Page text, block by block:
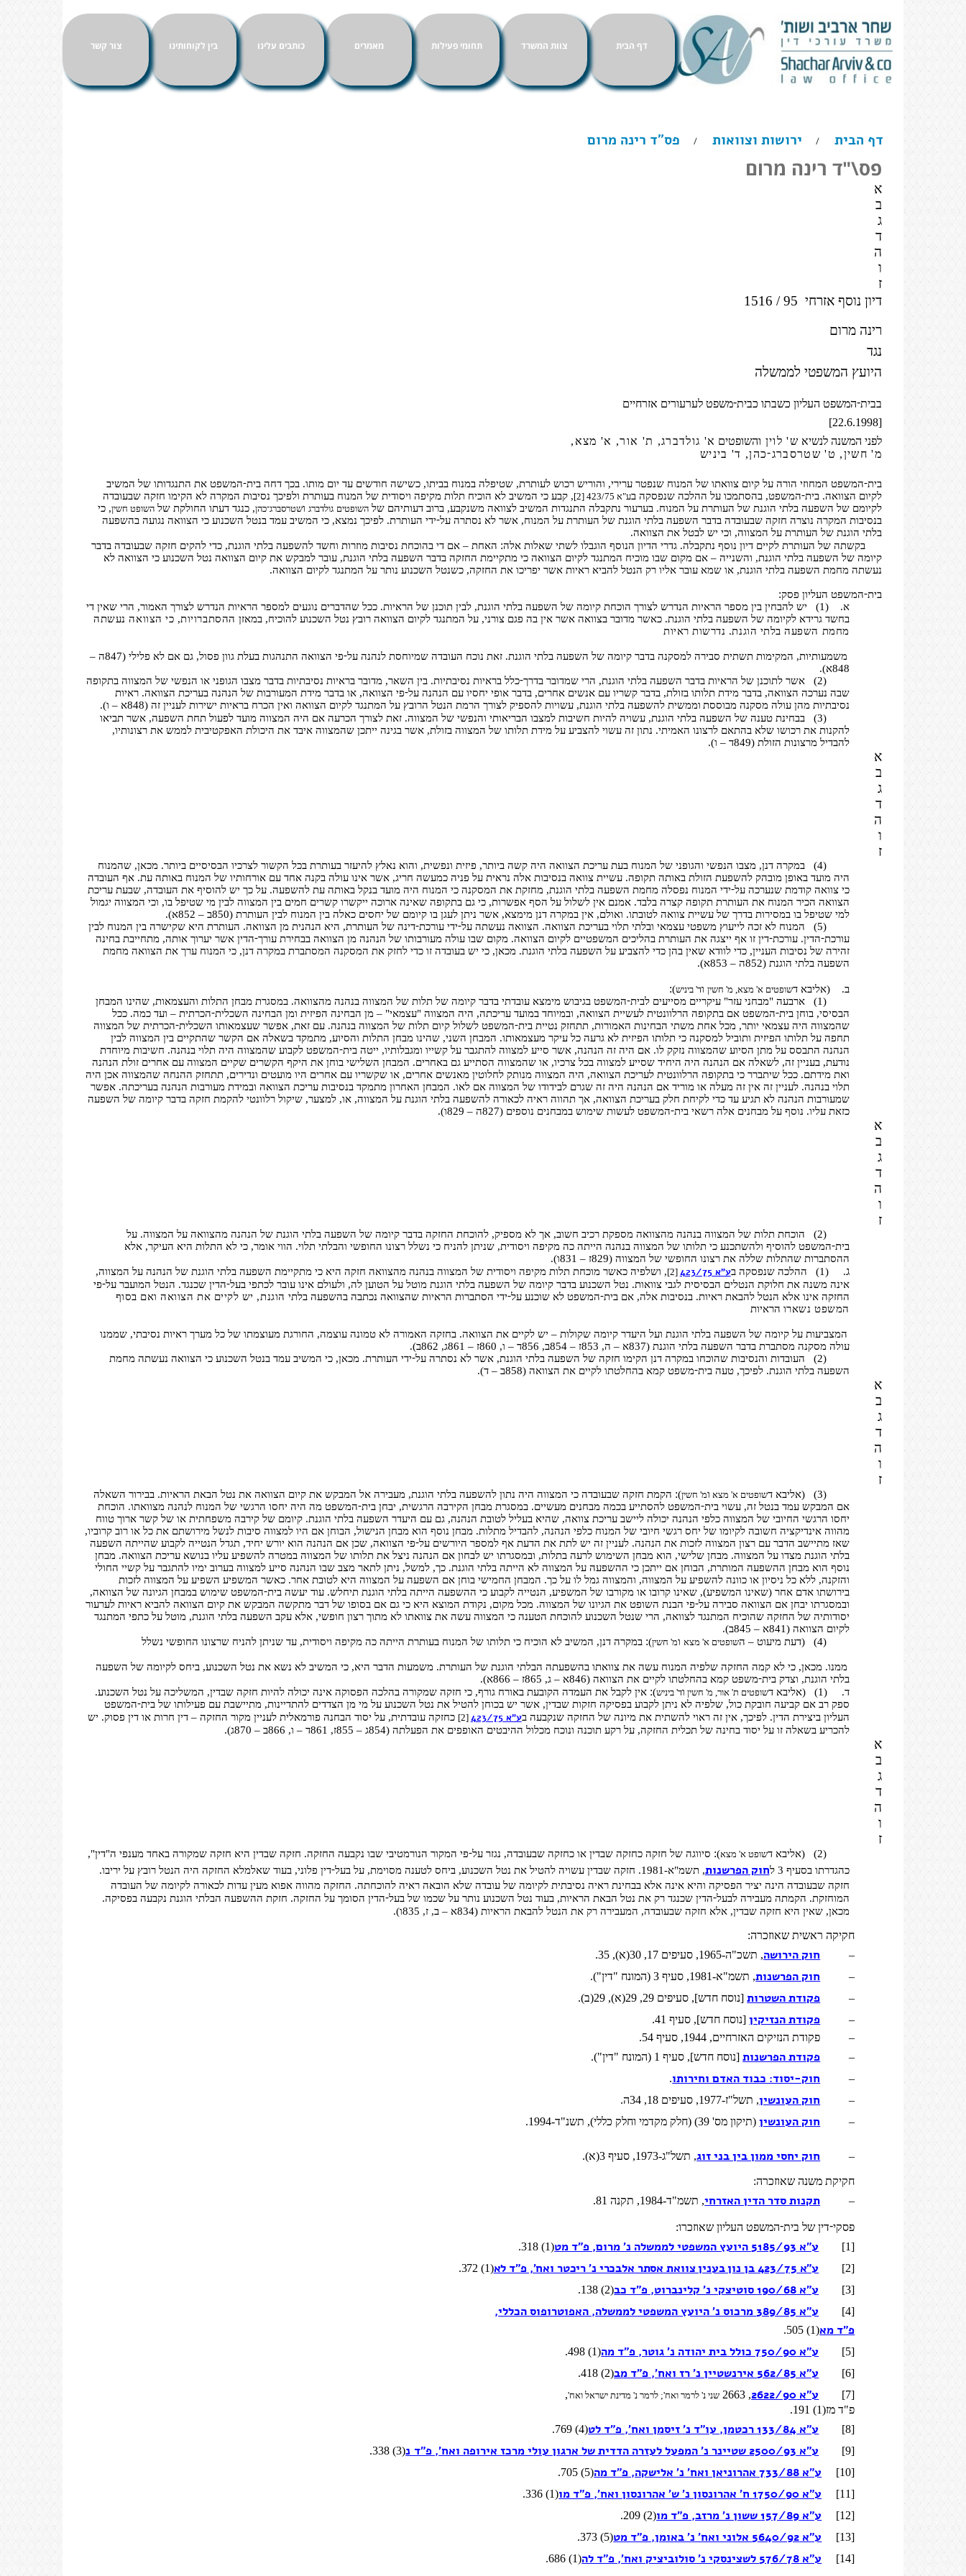
דף הבית צוות המשרד תחומי פעילות מאמרים כותבים עלינו בין לקוחותינו צור קשר
דף הבית / ירושות וצוואות / פס"ד רינה מרום
פס\"ד רינה מרום
א
ב
ג
ד
ה
ו
ז
דיון נוסף אזרחי 95 / 1516
רינה מרום
נגד
היועץ המשפטי לממשלה
בבית-המשפט העליון כשבתו כבית-משפט לערעורים אזרחיים
[22.6.1998]
לפני המשנה לנשיא ש' לוין והשופטים א' גולדברג, ת' אור, א' מצא,
מ' חשין, ט' שטרסברג-כהן, ד' ביניש
בית-המשפט המחוזי הורה על קיום צוואתו של המנוח שנפטר ערירי, והוריש רכוש לעותרת, שטיפלה במנוח בביתו, כשישה חודשים עד יום מותו. בכך דחה בית-המשפט את התנגדותו של המשיב
לקיום הצוואה. בית-המשפט, בהסתמכו על ההלכה שנפסקה בע"א 423/75 [2]
, קבע כי המשיב לא הוכיח תלות מקיפה ויסודית של המנוח בעותרת ולפיכך נסיבות המקרה לא הקימו חזקה שבעובדה
לקיומם של השפעה בלתי הוגנת של העותרת על המנוח. בערעור נתקבלה התנגדות המשיב לצוואה משנקבע, ברוב דעותיהם של השופטים גולדברג ושטרסברג-כהן, כנגד דעתו החולקת של השופט חשין, כי
בנסיבות המקרה נוצרה חזקה שבעובדה בדבר השפעה בלתי הוגנת של העותרת על המנוח, אשר לא נסתרה על-ידי העותרת. לפיכך נמצא, כי המשיב עמד בנטל השכנוע כי הצוואה נגועה בהשפעה
בלתי הוגנת של העותרת על המצווה, וכי יש לבטל את הצוואה.
בקשתה של העותרת לקיים דיון נוסף נתקבלה. גדרי הדיון הנוסף הוגבלו לשתי שאלות אלה: האחת – אם די בהוכחת נסיבות מוזרות וחשד להשפעה בלתי הוגנת, כדי להקים חזקה שבעובדה בדבר
קיומה של השפעה בלתי הוגנת, והשנייה – אם מקום שבו מוכיח המתנגד לקיום הצוואה כי מתקיימת החזקה בדבר השפעה בלתי הוגנת, עובר למבקש את קיום הצוואה נטל השכנוע כי הצוואה לא
נעשתה מחמת השפעה בלתי הוגנת, או שמא עובר אליו רק הנטל להביא ראיות אשר יפריכו את החזקה, כשנטל השכנוע נותר על המתנגד לקיום הצוואה.
בית-המשפט העליון פסק:
א. (1)
יש להבחין בין מספר הראיות הנדרש לצורך הוכחת קיומה של השפעה בלתי הוגנת, לבין תוכנן של הראיות. ככל שהדברים נוגעים למספר הראיות הנדרש לצורך האמור, הרי שאין די
בחשד גרידא לקיומה של השפעה בלתי הוגנת. כאשר מדובר בצוואה אשר אין בה פגם צורני, על המתנגד לקיום הצוואה רובץ נטל השכנוע להוכיח, במאזן ההסתברויות, כי הצוואה נעשתה
מחמת השפעה בלתי הוגנת. נדרשות ראיות
משמעותיות, המקימות תשתית סבירה למסקנה בדבר קיומה של השפעה בלתי הוגנת. זאת נוכח העובדה שמיוחסת לנהנה על-
פי הצוואה התנהגות בעלת גוון פסול, גם אם לא פלילי (847ה –
848א).
(2)
אשר לתוכנן של הראיות בדבר השפעה בלתי הוגנת, הרי שמדובר בדרך-כלל בראיות נסיבתיות. בין השאר, מדובר בראיות נסיבתיות בדבר מצבו הגופני או הנפשי של המצווה בתקופה
שבה נערכה הצוואה, בדבר מידת תלותו בזולת, בדבר קשריו עם אנשים אחרים, בדבר אופי יחסיו עם הנהנה על-פי הצוואה, או בדבר מידת המעורבות של הנהנה בעריכת הצוואה. ראיות
נסיבתיות מהן עולה מסקנה מבוססת וממשית להשפעה בלתי הוגנת, עשויות להספיק לצורך הרמת הנטל הרובץ על המתנגד לקיום הצוואה ואין הכרח בראיות ישירות לעניין זה (848א – ו).
(3)
בבחינת טענה של השפעה בלתי הוגנת, עשויה להיות חשיבות למצבו הבריאותי והנפשי של המצווה. זאת לצורך הכרעה אם היה המצווה מועד לפעול תחת השפעה, אשר תביאו
להקנות את רכושו שלא בהתאם לרצונו האמיתי. נתון זה עשוי להצביע על מידת תלותו של המצווה בזולת, אשר בגינה ייתכן שהמצווה איבד את היכולת האפקטיבית לממש את רצונותיו,
להבדיל מרצונות הזולת (849ד – ו).
א
ב
ג
ד
ה
ו
ז
(4)
במקרה דנן, מצבו הנפשי והגופני של המנוח בעת עריכת הצוואה היה קשה ביותר, פיזית ונפשית, והוא נאלץ להיעזר בעותרת בכל הקשור לצרכיו הבסיסיים ביותר. מכאן, שהמנוח
היה מועד באופן מובהק להשפעת הזולת באותה תקופה. עשיית צוואה בנסיבות אלה נראית על פניה כמעשה חריג, אשר אינו עולה בקנה אחד עם אורחותיו של המנוח באותה עת. אף העובדה
כי צוואה קודמת שנערכה על-ידי המנוח נפסלה מחמת השפעה בלתי הוגנת, מחזקת את המסקנה כי המנוח היה מועד בנקל באותה עת להשפעה. על כך יש להוסיף את העובדה, שבעת עריכת
הצוואה הכיר המנוח את העותרת תקופה קצרה בלבד. אמנם אין לשלול על הסף אפשרות, כי גם בתקופה שאינה ארוכה ייקשרו קשרים חמים בין המצווה לבין מי שטיפל בו, וכי המצווה יגמול
למי שטיפל בו במסירות בדרך של עשיית צוואה לטובתו. ואולם, אין במקרה דנן מימצא, אשר ניתן לעגן בו קיומם של יחסים כאלה בין המנוח לבין העותרת (850ב – 852א).
(5)
המנוח לא זכה לייעוץ משפטי עצמאי ובלתי תלוי בעריכת הצוואה. הצוואה נעשתה על-ידי עורכת-דינה של העותרת, היא הנהנית מן הצוואה. העותרת היא שקישרה בין המנוח לבין
עורכת-הדין. עורכת-דין זו אף ייצגה את העותרת בהליכים המשפטיים לקיום הצוואה. מקום שבו עולה מעורבותו של הנהנה מן הצוואה בבחירת עורך-הדין אשר יערוך אותה, מתחייבת בחינה
זהירה של נסיבות העניין, כדי לוודא שאין בהן כדי להצביע על השפעה בלתי הוגנת. מכאן, כי יש בעובדה זו כדי לחזק את המסקנה המסתברת במקרה דנן, כי המנוח ערך את הצוואה מחמת
השפעה בלתי הוגנת (852ה – 853א).
ב. (אליבא דשופטים א' מצא, מ' חשין וד' ביניש)
:
(1) ארבעה "מבחני עזר" עיקריים מסייעים לבית-המשפט בגיבוש מימצא עובדתי בדבר קיומה של תלות של המצווה בנהנה מהצוואה. במסגרת מבחן התלות והעצמאות, שהינו המבחן
הבסיסי, בוחן בית-המשפט אם בתקופה הרלוונטית לעשיית הצוואה, ובמיוחד במועד עריכתה, היה המצווה "עצמאי" – מן הבחינה הפיזית ומן הבחינה השכלית-הכרתית – ועד כמה. ככל
שהמצווה היה עצמאי יותר, מכל אחת משתי הבחינות האמורות, תתחזק נטיית בית-המשפט לשלול קיום תלות של המצווה בנהנה. עם זאת, אפשר שעצמאותו השכלית-הכרתית של המצווה
תחפה על תלותו הפיזית ותוביל למסקנה כי תלותו הפיזית לא גרעה כל עיקר מעצמאותו. המבחן השני, שהינו מבחן התלות והסיוע, מתמקד בשאלה אם הקשר שהתקיים בין המצווה לבין
הנהנה התבסס על מתן הסיוע שהמצווה נזקק לו. אם היה זה הנהנה, אשר סייע למצווה להתגבר על קשייו ומגבלותיו, ייטה בית-המשפט לקבוע שהמצווה היה תלוי בנהנה. חשיבות מיוחדת
נודעת, בעניין זה, לשאלה אם הנהנה היה היחיד שסייע למצווה בכל צרכיו, או שהמצווה הסתייע גם באחרים. המבחן השלישי בוחן את היקף הקשרים שקיים המצווה עם אחרים זולת הנהנה
ואת מידתם. ככל שיתברר כי בתקופה הרלוונטית לעריכת הצוואה, היה המצווה מנותק לחלוטין מאנשים אחרים, או שקשריו עם אחרים היו מועטים ונדירים, תתחזק ההנחה שהמצווה אכן היה
תלוי בנהנה. לעניין זה אין זה מעלה או מוריד אם הנהנה היה זה שגרם לבידודו של המצווה אם לאו. המבחן האחרון מתמקד בנסיבות עריכת הצוואה ובמידת מעורבות הנהנה בעריכתה. אפשר
שמעורבות הנהנה לא תגיע עד כדי לקיחת חלק בעריכת הצוואה, אך תהווה ראיה לכאורה להשפעה בלתי הוגנת על המצווה, או, למצער, שיקול רלוונטי להקמת חזקה בדבר קיומה של השפעה
כזאת עליו. נוסף על מבחנים אלה רשאי בית-המשפט לעשות שימוש במבחנים נוספים (827ה – 829ו).
א
ב
ג
ד
ה
ו
ז
(2)
הוכחת תלות של המצווה בנהנה מהצוואה מספקת רכיב חשוב, אך לא מספיק, להוכחת החזקה בדבר קיומה של השפעה בלתי הוגנת של הנהנה מהצוואה על המצווה. על
בית-המשפט להוסיף ולהשתכנע כי תלותו של המצווה בנהנה הייתה כה מקיפה ויסודית, שניתן להניח כי נשלל רצונו החופשי והבלתי תלוי. הווי אומר, כי לא התלות היא העיקר, אלא
ההסתברות שהתלות שללה את רצונו החופשי של המצווה (829ז – 831ו).
ג.
(1) ההלכה שנפסקה בע"א 423/75 [2]
, ושלפיה כאשר מוכחת תלות מקיפה ויסודית של המצווה בנהנה מהצוואה חזקה היא כי מתקיימת השפעה בלתי הוגנת של הנהנה על המצווה,
אינה משנה את חלוקת הנטלים הבסיסית לגבי צוואות. נטל השכנוע בדבר קיומה של השפעה בלתי הוגנת מוטל על הטוען לה, ולעולם אינו עובר לכתפי בעל-הדין שכנגד. הנטל המועבר על-פי
החזקה אינו אלא הנטל להבאת ראיות. בנסיבות אלה, אם בית-המשפט לא שוכנע על-ידי הסתברות הראיות שהצוואה נכתבה בהשפעה בלתי הוגנת, יש לקיים את הצוואה ואם בסוף
המשפט נשארו הראיות
המצביעות על קיומה של השפעה בלתי הוגנת ועל היעדר קיומה שקולות – יש לקיים את הצוואה. בחזקה האמורה לא טמונה עוצמה, החורגת מעוצמתו של כל מערך ראיות נסיבתי, שממנו
עולה מסקנה מסתברת בדבר השפעה בלתי הוגנת (837א – ה, 853ז – 854ב, 856ד – ו, 860ז – 861ג, 862ב).
(2)
העובדות והנסיבות שהוכחו במקרה דנן הקימו חזקה של השפעה בלתי הוגנת, אשר לא נסתרה על-ידי העותרת. מכאן, כי המשיב עמד בנטל השכנוע כי הצוואה נעשתה מחמת
השפעה בלתי הוגנת. לפיכך, טעה בית-משפט קמא בהחלטתו לקיים את הצוואה (858ב – ד).
א
ב
ג
ד
ה
ו
ז
(3) (אליבא דשופטים א' מצא ומ' חשין)
: הקמת חזקה שבעובדה כי המצווה היה נתון להשפעה בלתי הוגנת, מעבירה אל המבקש את קיום הצוואה את נטל הבאת הראיות. בבירור השאלה
אם המבקש עמד בנטל זה, עשוי בית-המשפט להסתייע בכמה מבחנים מעשיים. במסגרת מבחן הקירבה הרגשית, יבחן בית-המשפט מה היה יחסו הרגשי של המנוח לנהנה מצוואתו. הוכחת
יחסו הרגשי החיובי של המצווה כלפי הנהנה יכולה ליישב עריכת צוואה, שהיא בעליל לטובת הנהנה, גם עם היעדר השפעה בלתי הוגנת. קיומם של קירבה משפחתית או של קשר ארוך טווח
מהווה אינדיקציה חשובה לקיומו של יחס רגשי חיובי של המנוח כלפי הנהנה, להבדיל מתלות. מבחן נוסף הוא מבחן הנישול, הבוחן אם היו למצווה סיבות לנשל מירושתם את כל או רוב קרוביו,
שאז מתיישב הדבר עם רצון המצווה לזכות את הנהנה. לעניין זה יש לתת את הדעת אף למספר היורשים על-פי הצוואה, שכן אם הנהנה הוא יורש יחיד, תגדל הנטייה לקבוע שהייתה השפעה
בלתי הוגנת מצדו על המצווה. מבחן שלישי, הוא מבחן השימוש לרעה בתלות, ובמסגרתו יש לבחון אם הנהנה ניצל את תלותו של המצווה במטרה להשפיע עליו בנושא עריכת הצוואה. מבחן
נוסף הוא מבחן ההשפעה המותרת, הבוחן אם ייתכן כי ההשפעה על המצווה לא הייתה בלתי הוגנת. כך, למשל, ניתן לתאר מצב שבו הנהנה סייע למצווה בערוב ימיו להתגבר על קשיי החולי
והזקנה, ללא כל ניסיון או כוונה להשפיע על המצווה, והמצווה גמל לו על כך. המבחן החמישי בוחן אם השפעה על המצווה היא לטובת אחר. כאשר המשפיע השפיע על המצווה לזכות
בירושתו אדם אחר (שאינו המשפיע), שאינו קרובו או מקורבו של המשפיע, הנטייה לקבוע כי ההשפעה הייתה בלתי הוגנת תיחלש. עוד יעשה בית-המשפט שימוש במבחן הגיונה של הצוואה,
ובמסגרתו יבחן אם הצוואה סבירה על-פי הבנת השופט את הגיונו של המצווה. מכל מקום, נקודת המוצא היא כי גם אם בסופו של דבר מתקשה המבקש את קיום הצוואה להביא ראיות לערעור
יסודותיה של החזקה שהוכיח המתנגד לצוואה, הרי שנטל השכנוע להוכחת הטענה כי המצווה עשה את צוואתו לא מתוך רצון חופשי, אלא עקב השפעה בלתי הוגנת, מוטל על כתפי המתנגד
לקיום הצוואה (841א – 845ב).
(4)
(דעת מיעוט – השופטים א' מצא ומ' חשין)
: במקרה דנן, המשיב לא הוכיח כי תלותו של המנוח בעותרת הייתה כה מקיפה ויסודית, עד שניתן להניח שרצונו החופשי נשלל
ממנו. מכאן, כי לא קמה החזקה שלפיה המנוח עשה את צוואתו בהשפעתה הבלתי הוגנת של העותרת. משמעות הדבר היא, כי המשיב לא נשא את נטל השכנוע, ביחס לקיומה של השפעה
בלתי הוגנת, וצדק בית-משפט קמא בהחלטתו לקיים את הצוואה (846א – ג, 865ז – 866א).
ד.
(1) (אליבא דשופטים ת' אור, מ' חשין וד' ביניש)
: אין לקבל את העמדה הקובעת באורח גורף, כי חזקה שמקורה בהלכה הפסוקה אינה יכולה להיות חזקה שבדין, המשליכה על נטל השכנוע.
ספק רב אם קביעה חובקת כול, שלפיה לא ניתן לקבוע בפסיקה חזקות שבדין, אשר יש בכוחן להטיל את נטל השכנוע על מי מן הצדדים להתדיינות, מתיישבת עם פעילותו של בית-המשפט
העליון ביצירת הדין. לפיכך, אין זה ראוי להשתית את מיונה של החזקה שנקבעה בע"א 423/75 [2]
כחזקה עובדתית, על יסוד הבחנה פורמאלית לעניין מקור החזקה – דין חרות או דין פסוק. יש
להכריע בשאלה זו על יסוד בחינה של תכלית החזקה, על רקע תוכנה ונוכח מכלול ההיבטים האופפים את הפעלתה (854ג – 855ז, 861ד – ו, 866ב – 870ג).
א
ב
ג
ד
ה
ו
ז
(2) (אליבא דשופט א' מצא)
: סיווגה של חזקה כחזקה שבדין או כחזקה שבעובדה, נגזר על-פי המקור הנורמטיבי שבו נקבעה החזקה. חזקה שבדין היא חזקה שמקורה באחד מענפי ה"דין",
כהגדרתו בסעיף 3 ל
חוק הפרשנות, תשמ"א-1981. חזקה שבדין עשויה להטיל את נטל השכנוע, ביחס לטענה מסוימת, על בעל -דין פלוני, בעוד שאלמלא החזקה היה הנטל רובץ על יריבו.
חזקה שבעובדה הינה יציר הפסיקה והיא אינה אלא בבחינת ראיה נסיבתית לקיומה של עובדה שלא הובאה ראיה להוכחתה. החזקה מהווה אפוא מעין עדות לכאורה לקיומה של העובדה
המוחזקת. הקמתה מעבירה לבעל-הדין שכנגד רק את נטל הבאת הראיות, בעוד נטל השכנוע נותר על שכמו של בעל-הדין הסומך על החזקה. חזקת ההשפעה הבלתי הוגנת נקבעה בפסיקה.
מכאן, שאין היא חזקה שבדין, אלא חזקה שבעובדה, המעבירה רק את הנטל להבאת הראיות (834א – ב, ז, 835ו).
חקיקה ראשית שאוזכרה:
–
חוק הירושה, תשכ"ה-1965, סעיפים 17, 30(א), 35.
–
חוק הפרשנות, תשמ"א-1981, סעיף 3 (המונח "דין").
–
פקודת השטרות[נוסח חדש], סעיפים 29, 29(א), 29(ב).
–
פקודת הנזיקין[נוסח חדש], סעיף 41.
–
פקודת הנזיקים האזרחיים, 1944, סעיף 54.
–
פקודת הפרשנות[נוסח חדש], סעיף 1 (המונח "דין").
–
חוק-יסוד: כבוד האדם וחירותו.
–
חוק העונשין, תשל"ז-1977, סעיפים 18, 34ה.
–
חוק העונשין(תיקון מס' 39) (חלק מקדמי וחלק כללי), תשנ"ד-1994.
– חוק יחסי ממון בין בני זוג, תשל"ג-1973, סעיף 3(א).
חקיקת משנה שאוזכרה:
–
תקנות סדר הדין האזרחי, תשמ"ד-1984, תקנה 81.
פסקי-דין של בית-המשפט העליון שאוזכרו:
[1]
ע"א 5185/93 היועץ המשפטי לממשלה נ' מרום, פ"ד מט
(1) 318.
[2]
ע"א 423/75 בן נון בענין צוואת אסתר אלבכרי נ' ריכטר ואח', פ"ד לא
(1) 372.
[3]
ע"א 190/68 סוטיצקי נ' קלינברוט, פ"ד כב
(2) 138.
[4]
ע"א 389/85 מרכוס נ' היועץ המשפטי לממשלה, האפוטרופוס הכללי,
פ"ד מא(1) 505.
[5]
ע"א 750/90 כולל בית יהודה נ' גוטר, פ"ד מה
(1) 498.
[6]
ע"א 562/85 אירנשטיין נ' רז ואח', פ"ד מב
(2) 418.
[7]
ע"א 2622/90 , 2663 שני נ' לרמר ואח'; לרמר נ' מדינת ישראל ואח',
פ"ד מז(1) 191.
[8]
ע"א 133/84 רכטמן, עו"ד נ' זיסמן ואח', פ"ד לט
(4) 769.
[9]
ע"א 2500/93 שטיינר נ' המפעל לעזרה הדדית של ארגון עולי מרכז אירופה ואח', פ"ד נ
(3) 338.
[10]
ע"א 733/88 אהרוניאן ואח' נ' אלישקה, פ"ד מה
(5) 705.
[11]
ע"א 1750/90 ח' אהרונסון נ' ש' אהרונסון ואח', פ"ד מו
(1) 336.
[12]
ע"א 157/89 ששון נ' מרזב, פ"ד מו
(2) 209.
[13]
ע"א 5640/92 אלוני ואח' נ' באומן, פ"ד מט
(5) 373.
[14]
ע"א 576/78 לשצינסקי נ' סולוביציק ואח', פ"ד לה
(1) 686.